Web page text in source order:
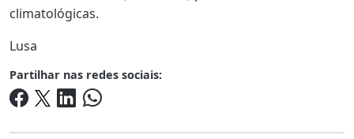
climatológicas.
Lusa
Partilhar nas redes sociais: